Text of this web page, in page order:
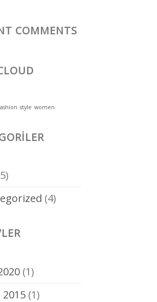
COMMENTS
style women
(4)
(1)
2015(1)